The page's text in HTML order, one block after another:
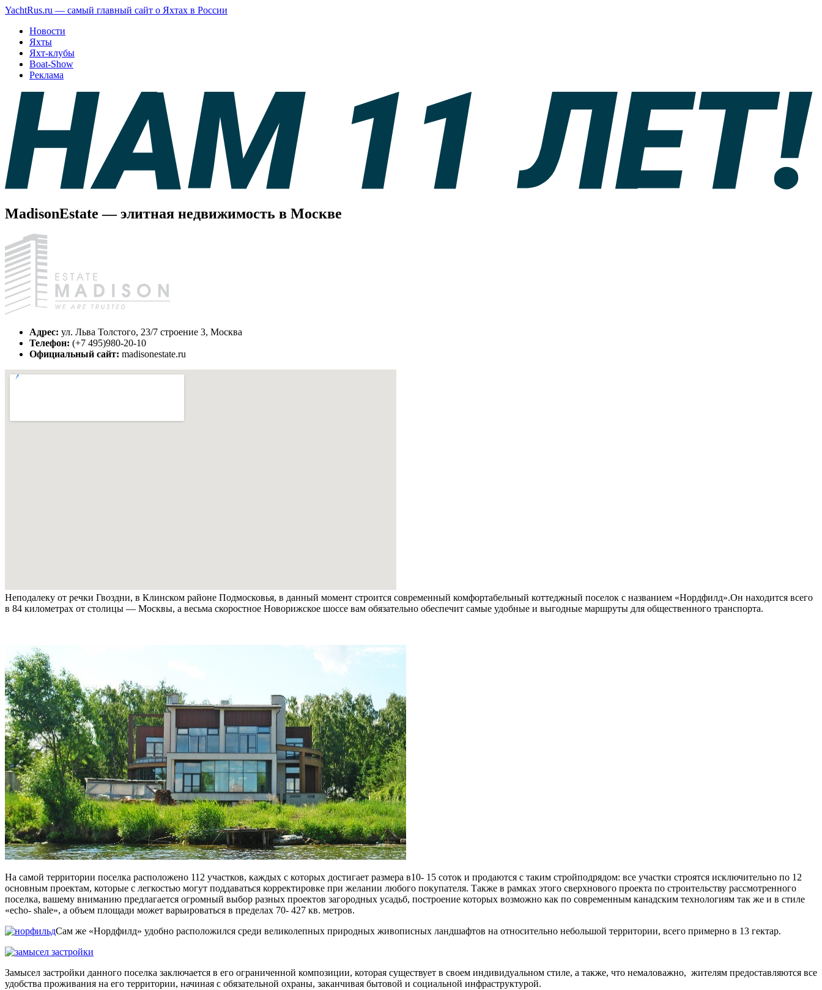
YachtRus.ru — самый главный сайт о Яхтах в России
Новости
Яхты
Яхт-клубы
Boat-Show
Реклама
MadisonEstate — элитная недвижимость в Москве
Адрес: ул. Льва Толстого, 23/7 строение 3, Москва
Телефон: (+7 495)980-20-10
Официальный сайт: madisonestate.ru
Неподалеку от речки Гвоздни, в Клинском районе Подмосковья, в данный момент строится современный комфортабельный коттеджный поселок с названием «Нордфилд».Он находится всего
в 84 километрах от столицы — Москвы, а весьма скоростное Новорижское шоссе вам обязательно обеспечит самые удобные и выгодные маршруты для общественного транспорта.
На самой территории поселка расположено 112 участков, каждых с которых достигает размера в10- 15 соток и продаются с таким стройподрядом: все участки строятся исключительно по 12
основным проектам, которые с легкостью могут поддаваться корректировке при желании любого покупателя. Также в рамках этого сверхнового проекта по строительству рассмотренного
поселка, вашему вниманию предлагается огромный выбор разных проектов загородных усадьб, построение которых возможно как по современным канадским технологиям так же и в стиле
«echo- shale», а объем площади может варьироваться в пределах 70- 427 кв. метров.
Сам же «Нордфилд» удобно расположился среди великолепных природных живописных ландшафтов на относительно небольшой территории, всего примерно в 13 гектар.
Замысел застройки данного поселка заключается в его ограниченной композиции, которая существует в своем индивидуальном стиле, а также, что немаловажно, жителям предоставляются все
удобства проживания на его территории, начиная с обязательной охраны, заканчивая бытовой и социальной инфраструктурой.